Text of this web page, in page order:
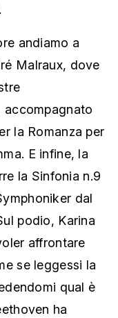
andiamo a
Malraux, dove
accompagnato
la Romanza per
E infine, la
la Sinfonia n.9
dal
podio, Karina
affrontare
se leggessi la
qual è
ha